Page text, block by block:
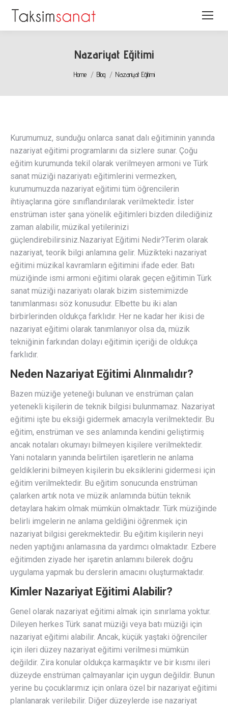
Nazariyat Eğitimi
You are here:
Home Blog Nazariyat Eğitimi
Kurumumuz, sunduğu onlarca sanat dalı eğitiminin yanında
nazariyat eğitimi programlarını da sizlere sunar. Çoğu
eğitim kurumunda tekil olarak verilmeyen armoni ve Türk
sanat müziği nazariyatı eğitimlerini vermezken,
kurumumuzda nazariyat eğitimi tüm öğrencilerin
ihtiyaçlarına göre sınıflandırılarak verilmektedir. İster
enstrüman ister şana yönelik eğitimleri bizden dilediğiniz
zaman alabilir, müzikal yetilerinizi
güçlendirebilirsiniz.Nazariyat Eğitimi Nedir?Terim olarak
nazariyat, teorik bilgi anlamına gelir. Müzikteki nazariyat
eğitimi müzikal kavramların eğitimini ifade eder. Batı
müziğinde ismi armoni eğitimi olarak geçen eğitimin Türk
sanat müziği nazariyatı olarak bizim sistemimizde
tanımlanması söz konusudur. Elbette bu iki alan
birbirlerinden oldukça farklıdır. Her ne kadar her ikisi de
nazariyat eğitimi olarak tanımlanıyor olsa da, müzik
tekniğinin farkından dolayı eğitimin içeriği de oldukça
farklıdır.
Neden Nazariyat Eğitimi Alınmalıdır?
Bazen müziğe yeteneği bulunan ve enstrüman çalan
yetenekli kişilerin de teknik bilgisi bulunmamaz. Nazariyat
eğitimi işte bu eksiği gidermek amacıyla verilmektedir. Bu
eğitim, enstrüman ve ses anlamında kendini geliştirmiş
ancak notaları okumayı bilmeyen kişilere verilmektedir.
Yani notaların yanında belirtilen işaretlerin ne anlama
geldiklerini bilmeyen kişilerin bu eksiklerini gidermesi için
eğitim verilmektedir. Bu eğitim sonucunda enstrüman
çalarken artık nota ve müzik anlamında bütün teknik
detaylara hakim olmak mümkün olmaktadır. Türk müziğinde
belirli imgelerin ne anlama geldiğini öğrenmek için
nazariyat bilgisi gerekmektedir. Bu eğitim kişilerin neyi
neden yaptığını anlamasına da yardımcı olmaktadır. Ezbere
eğitimden ziyade her işaretin anlamını bilerek doğru
uygulama yapmak bu derslerin amacını oluşturmaktadır.
Kimler Nazariyat Eğitimi Alabilir?
Genel olarak nazariyat eğitimi almak için sınırlama yoktur.
Dileyen herkes Türk sanat müziği veya batı müziği için
nazariyat eğitimi alabilir. Ancak, küçük yaştaki öğrenciler
için ileri düzey nazariyat eğitimi verilmesi mümkün
değildir. Zira konular oldukça karmaşıktır ve bir kısmı ileri
düzeyde enstrüman çalmayanlar için uygun değildir. Bunun
yerine bu çocuklarımız için onlara özel bir nazariyat eğitimi
planlanarak verilebilir. Diğer düzeylerde ise nazariyat